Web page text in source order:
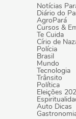
Notícias
Diário do
AgroPará
Cursos &
Te Cuida
Círio de
Polícia
Brasil
Mundo
Tecnologia
Trânsito
Política
Eleições
Auto Dicas